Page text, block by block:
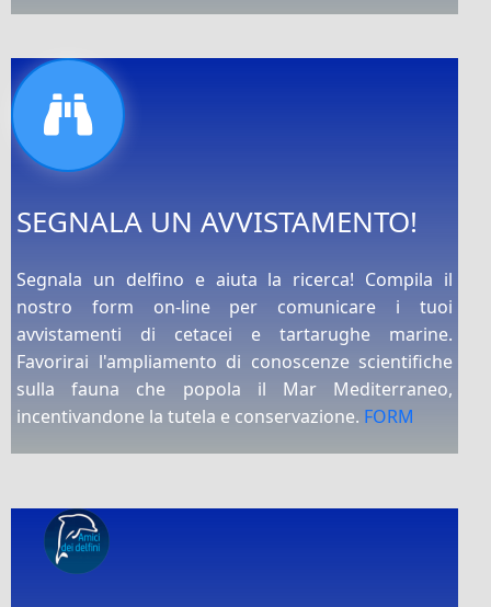
SEGNALA UN AVVISTAMENTO!
Segnala un delfino e aiuta la ricerca! Compila il
nostro form on-line per comunicare i tuoi
avvistamenti di cetacei e tartarughe marine.
Favorirai l'ampliamento di conoscenze scientifiche
sulla fauna che popola il Mar Mediterraneo,
incentivandone la tutela e conservazione. FORM